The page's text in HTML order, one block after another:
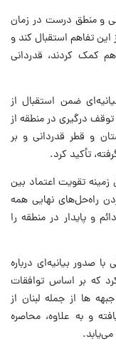
و منطق درست در زمان
تفاهم استقبال کند و
کمک کردند، قدردانی
ضمن استقبال از
درگیری در منطقه از
و قطر قدردانی و بر
تأکید کرد.
زمینه تقویت اعتماد بین
راه‌حل‌های نهایی همه
و پایدار در منطقه را
صدور بیانیه‌ای درباره
که بر اساس توافقات
ها از جمله لبنان از
و به علاوه، محاصره